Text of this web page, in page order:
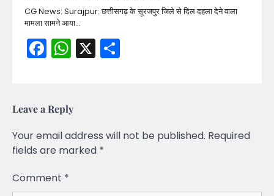
CG News: Surajpur: छत्तीसगढ़ के सूरजपुर जिले से दिल दहला देने वाला
मामला सामने आया…
Facebook
WhatsApp
X
Leave a Reply
Your email address will not be published. Required
fields are marked *
Comment *